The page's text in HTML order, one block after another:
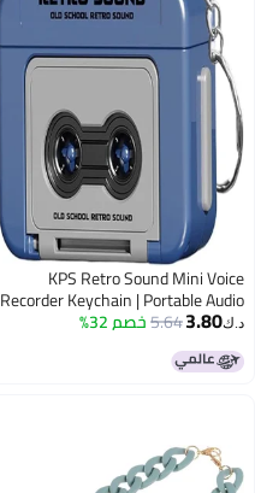
KPS Retro Sound Mini Voice
Recorder Keychain | Portable Audio
Recording Design Key Holder For
Bag/Car/Bike | Fun Retro Keyring
For Kids & Adults (Pack of
د.ك‏3.80
5.64خصم 32%